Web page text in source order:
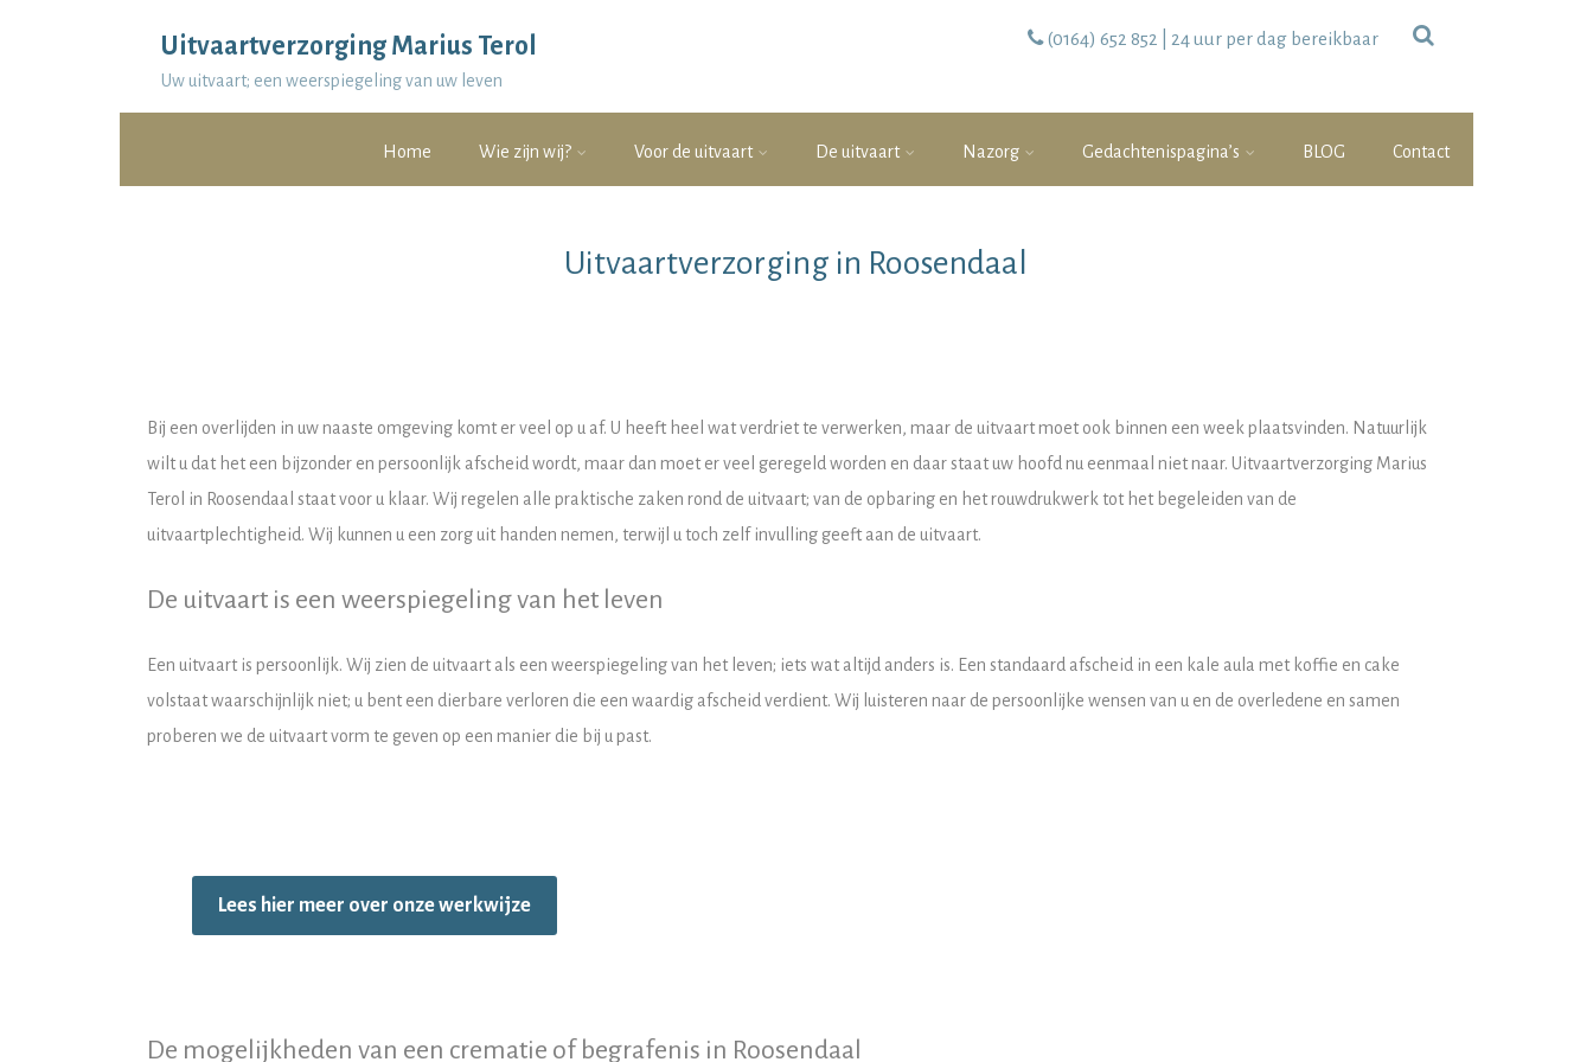
Uitvaartverzorging Marius Terol
Uw uitvaart; een weerspiegeling van uw leven
(0164) 652 852 | 24 uur per dag bereikbaar
Home Wie zijn wij? Voor de uitvaart De uitvaart Nazorg Gedachtenispagina’s BLOG Contact
Uitvaartverzorging in Roosendaal
Bij een overlijden in uw naaste omgeving komt er veel op u af. U heeft heel wat verdriet te verwerken, maar de uitvaart moet ook binnen een week plaatsvinden. Natuurlijk
wilt u dat het een bijzonder en persoonlijk afscheid wordt, maar dan moet er veel geregeld worden en daar staat uw hoofd nu eenmaal niet naar. Uitvaartverzorging Marius
Terol in Roosendaal staat voor u klaar. Wij regelen alle praktische zaken rond de uitvaart; van de opbaring en het rouwdrukwerk tot het begeleiden van de
uitvaartplechtigheid. Wij kunnen u een zorg uit handen nemen, terwijl u toch zelf invulling geeft aan de uitvaart.
De uitvaart is een weerspiegeling van het leven
Een uitvaart is persoonlijk. Wij zien de uitvaart als een weerspiegeling van het leven; iets wat altijd anders is. Een standaard afscheid in een kale aula met koffie en cake
volstaat waarschijnlijk niet; u bent een dierbare verloren die een waardig afscheid verdient. Wij luisteren naar de persoonlijke wensen van u en de overledene en samen
proberen we de uitvaart vorm te geven op een manier die bij u past.
Lees hier meer over onze werkwijze
De mogelijkheden van een crematie of begrafenis in Roosendaal